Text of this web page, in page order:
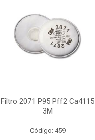
Filtro 2071 P95 Pff2 Ca4115
3M
Código: 459